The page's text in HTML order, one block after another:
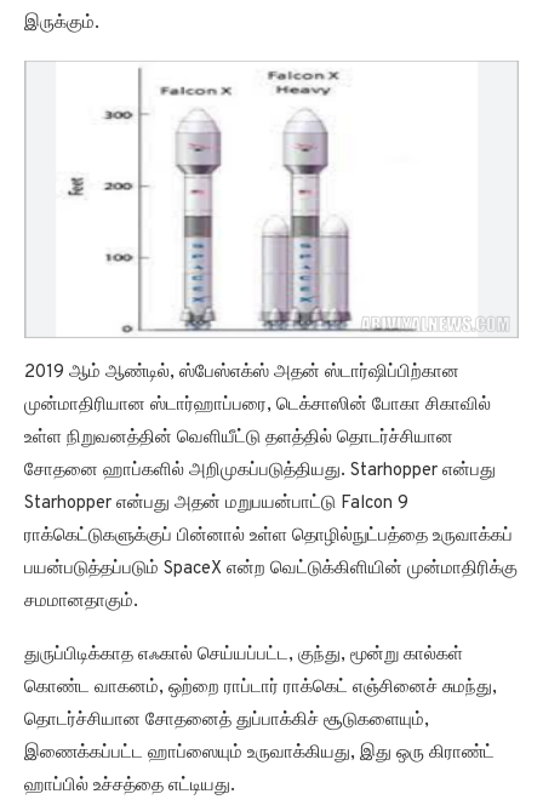
இருக்கும்.
2019 ஆம் ஆண்டில், ஸ்பேஸ்எக்ஸ் அதன் ஸ்டார்ஷிப்பிற்கான
முன்மாதிரியான ஸ்டார்ஹாப்பரை, டெக்சாஸின் போகா சிகாவில்
உள்ள நிறுவனத்தின் வெளியீட்டு தளத்தில் தொடர்ச்சியான
சோதனை ஹாப்களில் அறிமுகப்படுத்தியது. Starhopper என்பது
Starhopper என்பது அதன் மறுபயன்பாட்டு Falcon 9
ராக்கெட்டுகளுக்குப் பின்னால் உள்ள தொழில்நுட்பத்தை உருவாக்கப்
பயன்படுத்தப்படும் SpaceX என்ற வெட்டுக்கிளியின் முன்மாதிரிக்கு
சமமானதாகும்.
துருப்பிடிக்காத எஃகால் செய்யப்பட்ட, குந்து, மூன்று கால்கள்
கொண்ட வாகனம், ஒற்றை ராப்டார் ராக்கெட் எஞ்சினைச் சுமந்து,
தொடர்ச்சியான சோதனைத் துப்பாக்கிச் சூடுகளையும்,
இணைக்கப்பட்ட ஹாப்ஸையும் உருவாக்கியது, இது ஒரு கிராண்ட்
ஹாப்பில் உச்சத்தை எட்டியது.